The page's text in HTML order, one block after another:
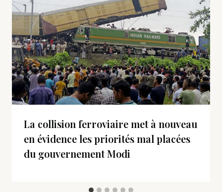
La collision ferroviaire met à nouveau
en évidence les priorités mal placées
du gouvernement Modi